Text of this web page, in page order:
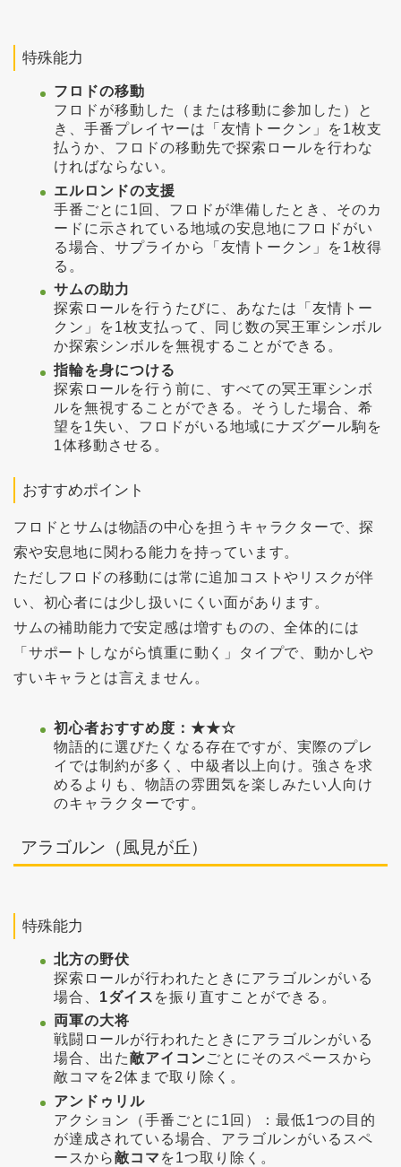
特殊能力
フロドの移動
フロドが移動した（または移動に参加した）と
き、手番プレイヤーは「友情トークン」を1枚支
払うか、フロドの移動先で探索ロールを行わな
ければならない。
エルロンドの支援
手番ごとに1回、フロドが準備したとき、そのカ
ードに示されている地域の安息地にフロドがい
る場合、サプライから「友情トークン」を1枚得
る。
サムの助力
探索ロールを行うたびに、あなたは「友情トー
クン」を1枚支払って、同じ数の冥王軍シンボル
か探索シンボルを無視することができる。
指輪を身につける
探索ロールを行う前に、すべての冥王軍シンボ
ルを無視することができる。そうした場合、希
望を1失い、フロドがいる地域にナズグール駒を
1体移動させる。
おすすめポイント
フロドとサムは物語の中心を担うキャラクターで、探
索や安息地に関わる能力を持っています。
ただしフロドの移動には常に追加コストやリスクが伴
い、初心者には少し扱いにくい面があります。
サムの補助能力で安定感は増すものの、全体的には
「サポートしながら慎重に動く」タイプで、動かしや
すいキャラとは言えません。
初心者おすすめ度：★★☆
物語的に選びたくなる存在ですが、実際のプレ
イでは制約が多く、中級者以上向け。強さを求
めるよりも、物語の雰囲気を楽しみたい人向け
のキャラクターです。
アラゴルン（風見が丘）
特殊能力
北方の野伏
探索ロールが行われたときにアラゴルンがいる
場合、 1ダイス を振り直すことができる。
両軍の大将
戦闘ロールが行われたときにアラゴルンがいる
場合、出た敵アイコンごとにそのスペースから
敵コマを2体まで取り除く。
アンドゥリル
アクション（手番ごとに1回）：最低1つの目的
が達成されている場合、アラゴルンがいるスペ
ースから敵コマ を1つ取り除く。